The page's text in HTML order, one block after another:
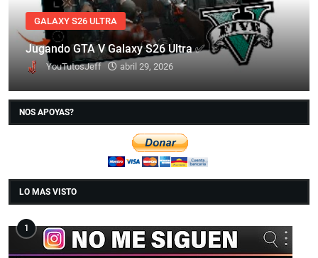
GALAXY S26 ULTRA
Jugando GTA V Galaxy S26 Ultra ✅
YouTutosJeff abril 29, 2026
NOS APOYAS?
LO MAS VISTO